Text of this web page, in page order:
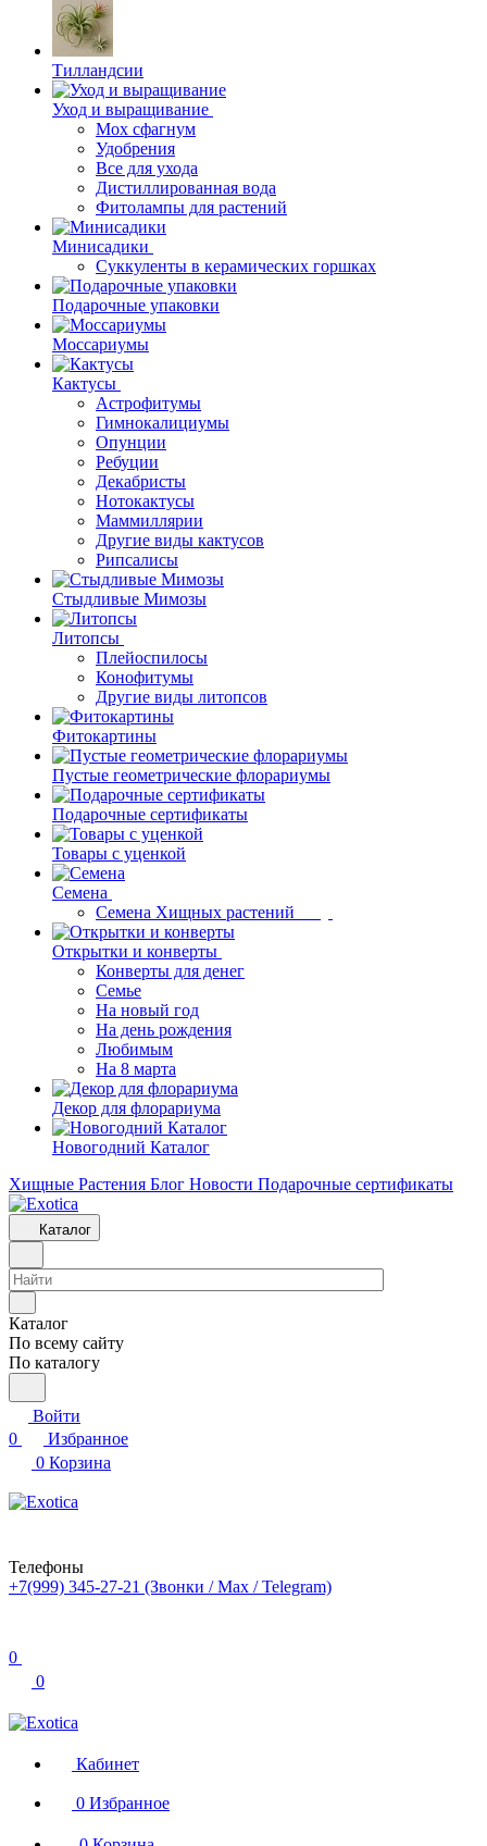
Тилландсии
Уход и выращивание
Мох сфагнум
Удобрения
Все для ухода
Дистиллированная вода
Фитолампы для растений
Минисадики
Суккуленты в керамических горшках
Подарочные упаковки
Моссариумы
Кактусы
Астрофитумы
Гимнокалициумы
Опунции
Ребуции
Декабристы
Нотокактусы
Маммиллярии
Другие виды кактусов
Рипсалисы
Стыдливые Мимозы
Литопсы
Плейоспилосы
Конофитумы
Другие виды литопсов
Фитокартины
Пустые геометрические флорариумы
Подарочные сертификаты
Товары с уценкой
Семена
Семена Хищных растений
Открытки и конверты
Конверты для денег
Семье
На новый год
На день рождения
Любимым
На 8 марта
Декор для флорариума
Новогодний Каталог
Хищные Растения Блог Новости Подарочные сертификаты
Каталог
Каталог
По всему сайту
По каталогу
Войти
0
Избранное
0 Корзина
Телефоны
+7(999) 345-27-21 (Звонки / Max / Telegram)
0
0
Кабинет
0 Избранное